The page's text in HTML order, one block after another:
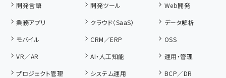
開発言語
開発ツール
Web開発
業務アプリ
クラウド（SaaS）
データ解析
モバイル
CRM／ERP
OSS
VR／AR
AI・人工知能
運用・管理
プロジェクト管理
システム運用
BCP／DR